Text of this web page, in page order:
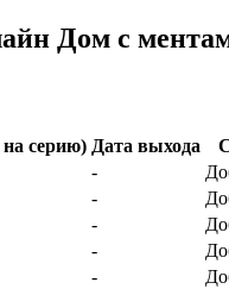
Дом с
серию) Дата выхода
-
-
-
-
-